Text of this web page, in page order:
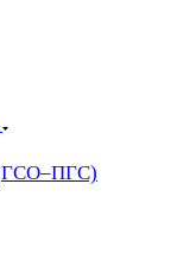
(ГСО–ПГС)